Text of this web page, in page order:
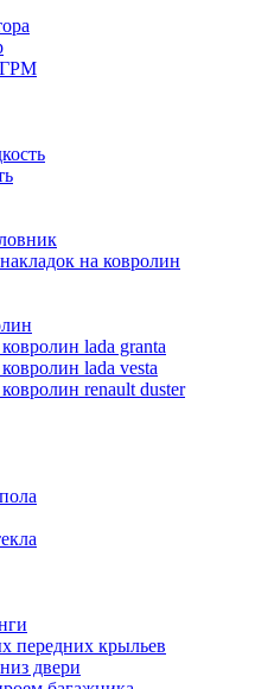
ГРМ
на ковролин
lada granta
lada vesta
renault duster
передних крыльев
двери